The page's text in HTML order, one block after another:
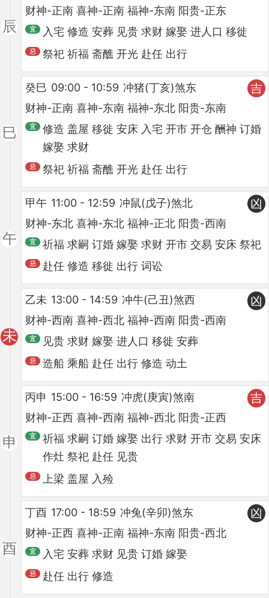
辰
财神-正南 喜神-正南 福神-东南 阳贵-正东
入宅 修造 安葬 见贵 求财 嫁娶 进人口 移徙
祭祀 祈福 斋醮 开光 赴任 出行
巳
癸巳 09:00 - 10:59 冲猪(丁亥)煞东
财神-正南 喜神-东南 福神-东北 阳贵-东南
修造 盖屋 移徙 安床 入宅 开市 开仓 酬神 订婚
嫁娶 求财
祭祀 祈福 斋醮 开光 赴任 出行
吉
午
甲午 11:00 - 12:59 冲鼠(戊子)煞北
财神-东北 喜神-东北 福神-正北 阳贵-西南
祈福 求嗣 订婚 嫁娶 求财 开市 交易 安床 祭祀
赴任 修造 移徙 出行 词讼
凶
未
乙未 13:00 - 14:59 冲牛(己丑)煞西
财神-西南 喜神-西北 福神-西南 阳贵-西南
见贵 求财 嫁娶 进人口 移徙 安葬
造船 乘船 赴任 出行 修造 动土
凶
申
丙申 15:00 - 16:59 冲虎(庚寅)煞南
财神-正西 喜神-西南 福神-西北 阳贵-正西
祈福 求嗣 订婚 嫁娶 出行 求财 开市 交易 安床
作灶 祭祀 赴任 见贵
上梁 盖屋 入殓
吉
酉
丁酉 17:00 - 18:59 冲兔(辛卯)煞东
财神-正西 喜神-正南 福神-东南 阳贵-西北
入宅 安葬 求财 见贵 订婚 嫁娶
赴任 出行 修造
凶